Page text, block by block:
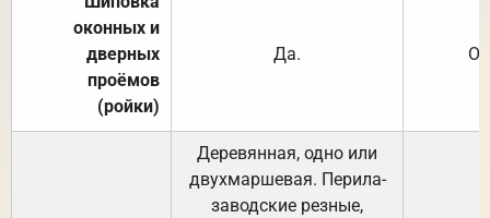
оконных и
дверных
проёмов
(ройки)
Да.
Деревянная, одно или
двухмаршевая. Перила-
заводские резные,